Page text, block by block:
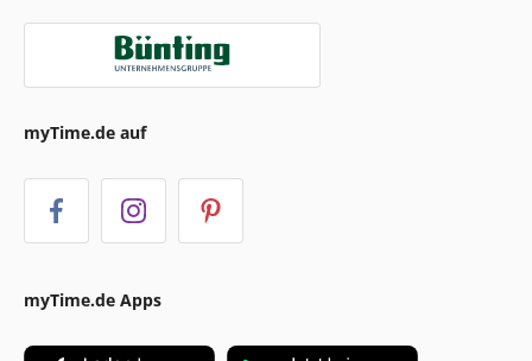
myTime.de auf
myTime.de Apps